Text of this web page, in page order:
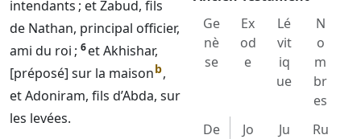
intendants ; et Zabud, fils
de Nathan, principal officier,
ami du roi ; 6et Akhishar,
[préposé] sur la maisonb,
et Adoniram, fils d’Abda, sur
les levées.
Ge
nè
se
Ex
od
e
Lé
vit
iq
ue
N
o
m
br
es
De
Jo
Ju
Ru